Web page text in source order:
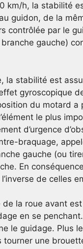
km/h, la stabilité
guidon, de la
contrôlée par le
gauche)
la stabilité est
gyroscopique
du motard a
le plus
d’urgence
braquage,
gauche (ou
En
de celles
la roue avant
en se
le guidage. Plus
tourner une